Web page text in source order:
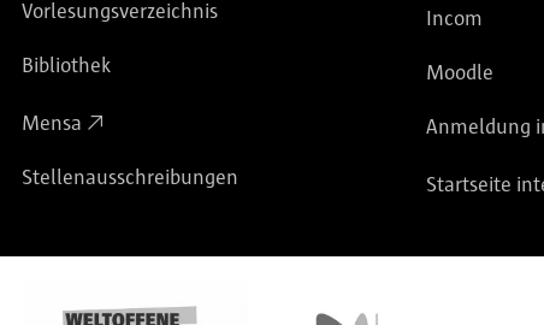
Vorlesungsverzeichnis
Bibliothek
Mensa
Stellenausschreibungen
Incom
Moodle
Anmeldung
Startseite